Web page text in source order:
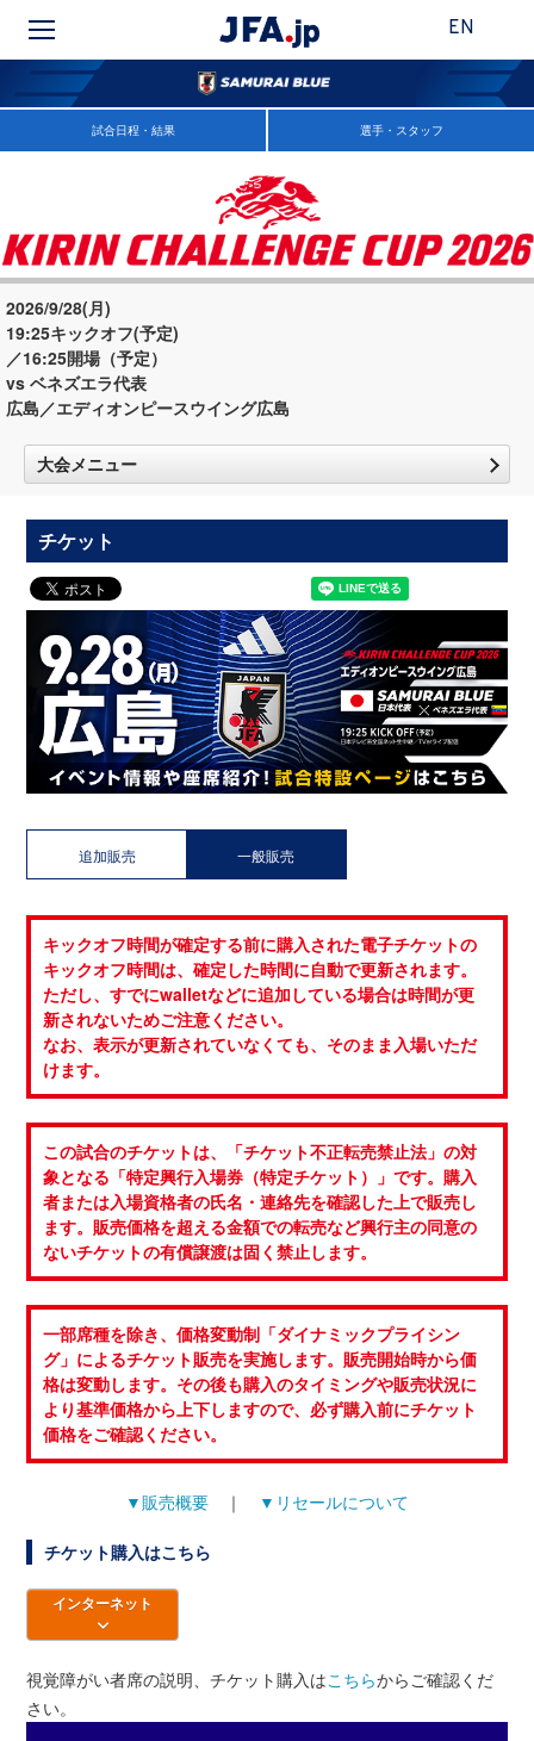
EN
試合日程・結果 選手・スタッフ
2026/9/28(月)
19:25キックオフ(予定)
／16:25開場（予定）
vs ベネズエラ代表
広島／エディオンピースウイング広島
大会メニュー
チケット
追加販売 一般販売
キックオフ時間が確定する前に購入された電子チケットの
キックオフ時間は、確定した時間に自動で更新されます。
ただし、すでにwalletなどに追加している場合は時間が更
新されないためご注意ください。
なお、表示が更新されていなくても、そのまま入場いただ
けます。
この試合のチケットは、「チケット不正転売禁止法」の対
象となる「特定興行入場券（特定チケット）」です。購入
者または入場資格者の氏名・連絡先を確認した上で販売し
ます。販売価格を超える金額での転売など興行主の同意の
ないチケットの有償譲渡は固く禁止します。
一部席種を除き、価格変動制「ダイナミックプライシン
グ」によるチケット販売を実施します。販売開始時から価
格は変動します。その後も購入のタイミングや販売状況に
より基準価格から上下しますので、必ず購入前にチケット
価格をご確認ください。
▼販売概要 ｜ ▼リセールについて
チケット購入はこちら
インターネット
視覚障がい者席の説明、チケット購入はこちらからご確認くだ
さい。